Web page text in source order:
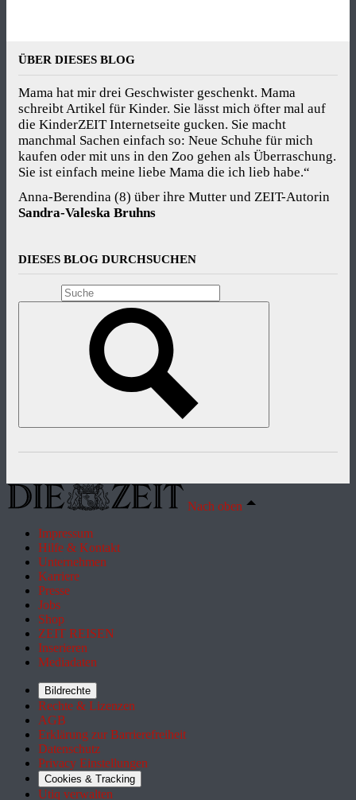
ÜBER DIESES BLOG
Mama hat mir drei Geschwister geschenkt. Mama
schreibt Artikel für Kinder. Sie lässt mich öfter mal auf
die KinderZEIT Internetseite gucken. Sie macht
manchmal Sachen einfach so: Neue Schuhe für mich
kaufen oder mit uns in den Zoo gehen als Überraschung.
Sie ist einfach meine liebe Mama die ich lieb habe.“
Anna-Berendina (8) über ihre Mutter und ZEIT-Autorin
Sandra-Valeska Bruhns
DIESES BLOG DURCHSUCHEN
Nach oben
Impressum
Hilfe & Kontakt
Unternehmen
Karriere
Presse
Jobs
Shop
ZEIT REISEN
Inserieren
Mediadaten
Bildrechte
Rechte & Lizenzen
AGB
Erklärung zur Barrierefreiheit
Datenschutz
Privacy Einstellungen
Cookies & Tracking
Utiq verwalten